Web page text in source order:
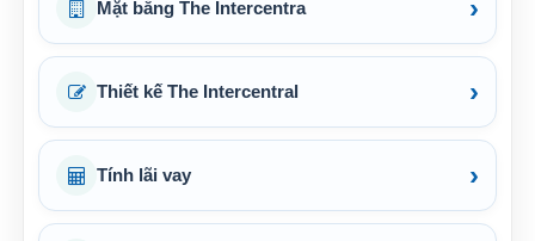
Mặt bằng The Intercentra ›
Thiết kế The Intercentral ›
Tính lãi vay ›